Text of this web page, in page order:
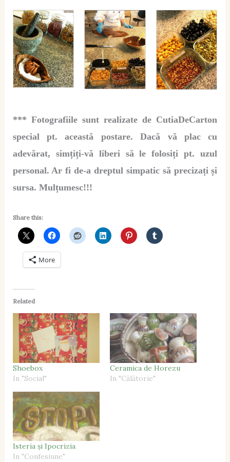
*** Fotografiile sunt realizate de CutiaDeCarton
special pt. această postare. Dacă vă plac cu
adevărat, simțiți-vă liberi să le folosiți pt. uzul
personal. Ar fi de-a dreptul simpatic să precizați și
sursa. Mulțumesc!!!
Share this:
More
Related
Shoebox
In "Social"
Ceramica de Horezu
In "Călătorie"
Isteria și Ipocrizia
In "Confesiune"